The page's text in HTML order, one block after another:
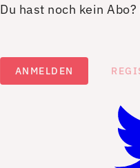
Du hast noch kein
ANMELDEN